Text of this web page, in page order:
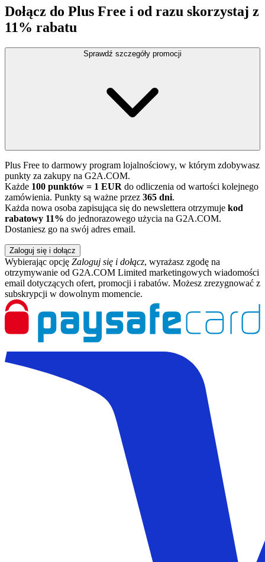
Dołącz do Plus Free i od razu skorzystaj z
11% rabatu
Sprawdź szczegóły promocji
Plus Free to darmowy program lojalnościowy, w którym zdobywasz
punkty za zakupy na G2A.COM.
Każde 100 punktów = 1 EUR do odliczenia od wartości kolejnego
zamówienia. Punkty są ważne przez 365 dni.
Każda nowa osoba zapisująca się do newslettera otrzymuje kod
rabatowy 11% do jednorazowego użycia na G2A.COM.
Dostaniesz go na swój adres email.
Zaloguj się i dołącz
Wybierając opcję Zaloguj się i dołącz, wyrażasz zgodę na
otrzymywanie od G2A.COM Limited marketingowych wiadomości
email dotyczących ofert, promocji i rabatów. Możesz zrezygnować z
subskrypcji w dowolnym momencie.